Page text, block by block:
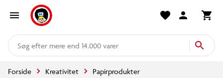
mere end 14.000 varer
Forside Kreativitet Papirprodukter